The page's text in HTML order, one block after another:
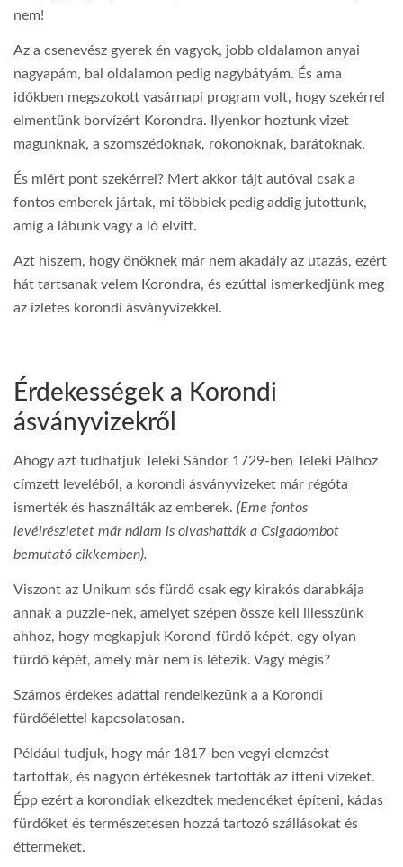
nem!
Az a csenevész gyerek én vagyok, jobb oldalamon anyai
nagyapám, bal oldalamon pedig nagybátyám. És ama
időkben megszokott vasárnapi program volt, hogy szekérrel
elmentünk borvízért Korondra. Ilyenkor hoztunk vizet
magunknak, a szomszédoknak, rokonoknak, barátoknak.
És miért pont szekérrel? Mert akkor tájt autóval csak a
fontos emberek jártak, mi többiek pedig addig jutottunk,
amíg a lábunk vagy a ló elvitt.
Azt hiszem, hogy önöknek már nem akadály az utazás, ezért
hát tartsanak velem Korondra, és ezúttal ismerkedjünk meg
az ízletes korondi ásványvizekkel.
Érdekességek a Korondi
ásványvizekről
Ahogy azt tudhatjuk Teleki Sándor 1729-ben Teleki Pálhoz
címzett leveléből, a korondi ásványvizeket már régóta
ismerték és használták az emberek. (Eme fontos
levélrészletet már nálam is olvashatták a Csigadombot
bemutató cikkemben).
Viszont az Unikum sós fürdő csak egy kirakós darabkája
annak a puzzle-nek, amelyet szépen össze kell illesszünk
ahhoz, hogy megkapjuk Korond-fürdő képét, egy olyan
fürdő képét, amely már nem is létezik. Vagy mégis?
Számos érdekes adattal rendelkezünk a a Korondi
fürdőélettel kapcsolatosan.
Például tudjuk, hogy már 1817-ben vegyi elemzést
tartottak, és nagyon értékesnek tartották az itteni vizeket.
Épp ezért a korondiak elkezdtek medencéket építeni, kádas
fürdőket és természetesen hozzá tartozó szállásokat és
éttermeket.